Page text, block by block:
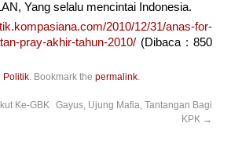
Yang selalu mencintai Indonesia.
2010/12/31/anas-for-
pray-akhir-tahun-2010/ (Dibaca : 850
Politik. Bookmark the permalink.
Ke-GBK Gayus, Ujung Mafia, Tantangan Bagi
KPK →